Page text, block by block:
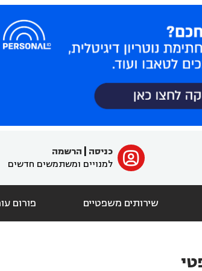
ﱐ כניסה
הרשמה
למנויים ומשתמשים חדשים
שירותים משפטיים פורום